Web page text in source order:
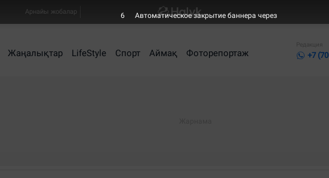
Арнайы жобалар
Жаңалықтар LifeStyle Спорт Аймақ Фоторепортаж
Редакция
+7
6 Автоматическое закрытие баннера через